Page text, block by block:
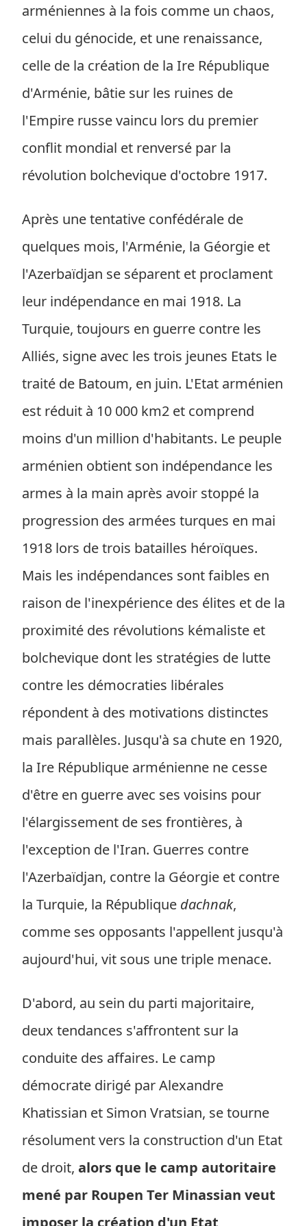
arméniennes à la fois comme un chaos,
celui du génocide, et une renaissance,
celle de la création de la Ire République
d'Arménie, bâtie sur les ruines de
l'Empire russe vaincu lors du premier
conflit mondial et renversé par la
révolution bolchevique d'octobre 1917.
Après une tentative confédérale de
quelques mois, l'Arménie, la Géorgie et
l'Azerbaïdjan se séparent et proclament
leur indépendance en mai 1918. La
Turquie, toujours en guerre contre les
Alliés, signe avec les trois jeunes Etats le
traité de Batoum, en juin. L'Etat arménien
est réduit à 10 000 km2 et comprend
moins d'un million d'habitants. Le peuple
arménien obtient son indépendance les
armes à la main après avoir stoppé la
progression des armées turques en mai
1918 lors de trois batailles héroïques.
Mais les indépendances sont faibles en
raison de l'inexpérience des élites et de la
proximité des révolutions kémaliste et
bolchevique dont les stratégies de lutte
contre les démocraties libérales
répondent à des motivations distinctes
mais parallèles. Jusqu'à sa chute en 1920,
la Ire République arménienne ne cesse
d'être en guerre avec ses voisins pour
l'élargissement de ses frontières, à
l'exception de l'Iran. Guerres contre
l'Azerbaïdjan, contre la Géorgie et contre
la Turquie, la République dachnak,
comme ses opposants l'appellent jusqu'à
aujourd'hui, vit sous une triple menace.
D'abord, au sein du parti majoritaire,
deux tendances s'affrontent sur la
conduite des affaires. Le camp
démocrate dirigé par Alexandre
Khatissian et Simon Vratsian, se tourne
résolument vers la construction d'un Etat
de droit, alors que le camp autoritaire
mené par Roupen Ter Minassian veut
imposer la création d'un Etat